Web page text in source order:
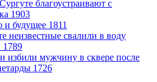
благоустраивают с
1903
и будущее 1811
неизвестные свалили в воду
1789
избили мужчину в сквере после
1726